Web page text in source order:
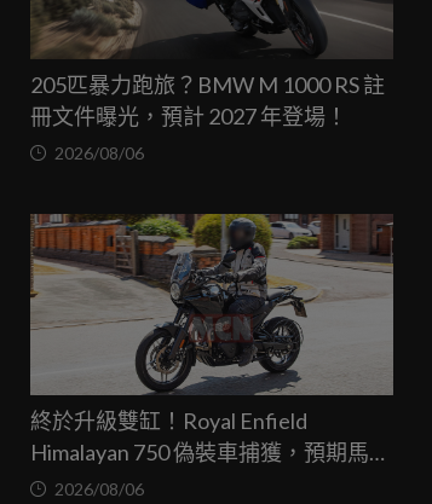
205匹暴力跑旅？BMW M 1000 RS 註
冊文件曝光，預計 2027 年登場！
2026/08/06
終於升級雙缸！Royal Enfield
Himalayan 750 偽裝車捕獲，預期馬力
突破67匹，最快米蘭車展亮相
2026/08/06